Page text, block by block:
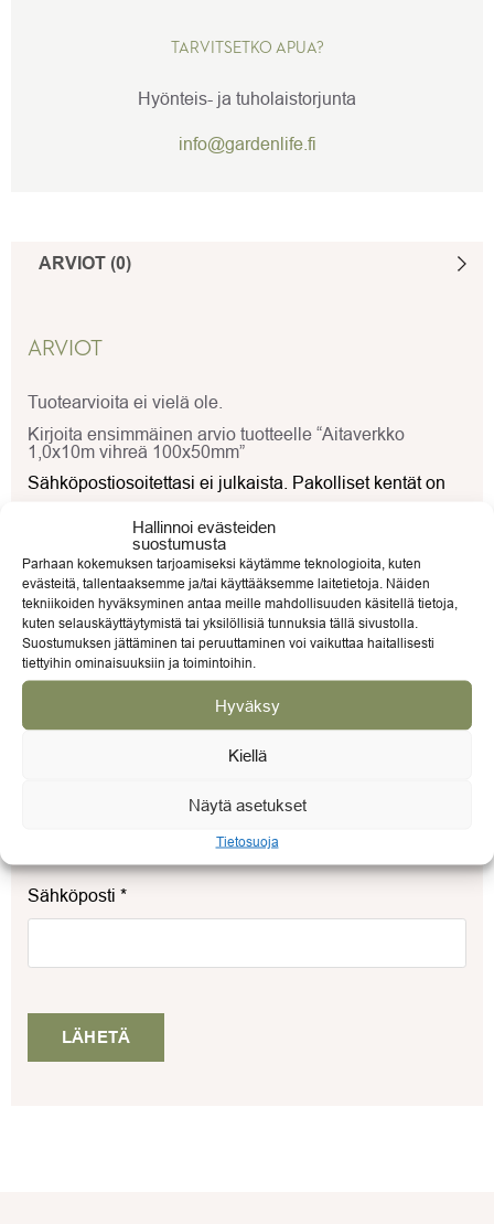
Hallinnoi evästeiden
suostumusta
Parhaan kokemuksen tarjoamiseksi käytämme teknologioita, kuten
evästeitä, tallentaaksemme ja/tai käyttääksemme laitetietoja. Näiden
tekniikoiden hyväksyminen antaa meille mahdollisuuden käsitellä tietoja,
kuten selauskäyttäytymistä tai yksilöllisiä tunnuksia tällä sivustolla.
Suostumuksen jättäminen tai peruuttaminen voi vaikuttaa haitallisesti
tiettyihin ominaisuuksiin ja toimintoihin.
Hyväksy
Kiellä
Näytä asetukset
Tietosuoja
TARVITSETKO APUA?
Hyönteis- ja tuholaistorjunta
info@gardenlife.fi
ARVIOT (0)
ARVIOT
Tuotearvioita ei vielä ole.
Kirjoita ensimmäinen arvio tuotteelle “Aitaverkko
1,0x10m vihreä 100x50mm”
Sähköpostiosoitettasi ei julkaista. Pakolliset kentät on
Arviosi*
Sähköposti *